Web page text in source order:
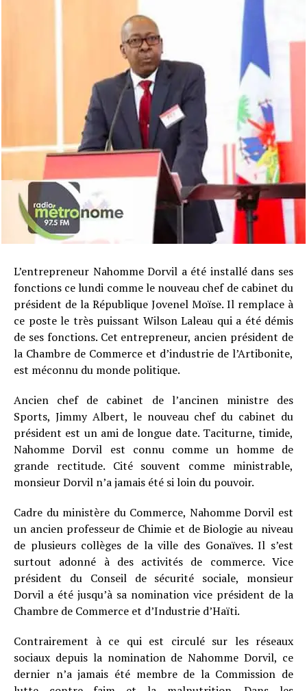
L’entrepreneur Nahomme Dorvil a été installé dans ses
fonctions ce lundi comme le nouveau chef de cabinet du
président de la République Jovenel Moïse. Il remplace à
ce poste le très puissant Wilson Laleau qui a été démis
de ses fonctions. Cet entrepreneur, ancien président de
la Chambre de Commerce et d’industrie de l’Artibonite,
est méconnu du monde politique.
Ancien chef de cabinet de l’ancinen ministre des
Sports, Jimmy Albert, le nouveau chef du cabinet du
président est un ami de longue date. Taciturne, timide,
Nahomme Dorvil est connu comme un homme de
grande rectitude. Cité souvent comme ministrable,
monsieur Dorvil n’a jamais été si loin du pouvoir.
Cadre du ministère du Commerce, Nahomme Dorvil est
un ancien professeur de Chimie et de Biologie au niveau
de plusieurs collèges de la ville des Gonaïves. Il s’est
surtout adonné à des activités de commerce. Vice
président du Conseil de sécurité sociale, monsieur
Dorvil a été jusqu’à sa nomination vice président de la
Chambre de Commerce et d’Industrie d’Haïti.
Contrairement à ce qui est circulé sur les réseaux
sociaux depuis la nomination de Nahomme Dorvil, ce
dernier n’a jamais été membre de la Commission de